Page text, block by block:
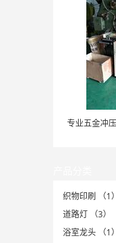
专业五金冲
织物印刷 （1）
道路灯 （3）
浴室龙头 （1）